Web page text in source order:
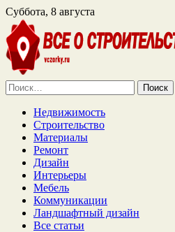
Суббота, 8 августа
Найти:
Недвижимость
Строительство
Материалы
Ремонт
Дизайн
Интерьеры
Мебель
Коммуникации
Ландшафтный дизайн
Все статьи